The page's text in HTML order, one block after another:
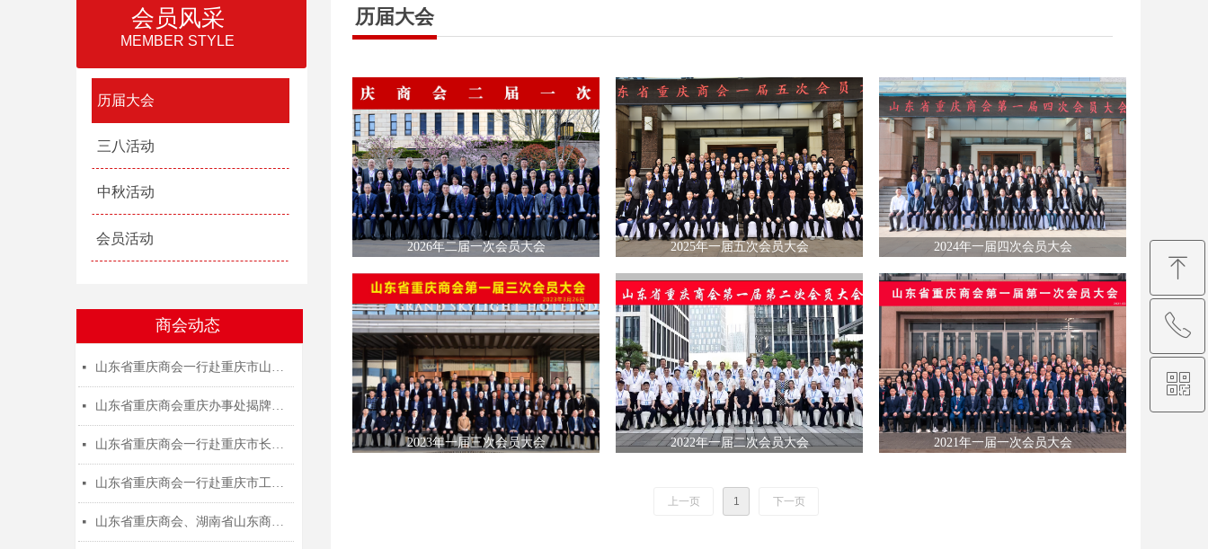
会员风采
MEMBER STYLE
历届大会
三八活动
中秋活动
会员活动
历届大会
2026年二届一次会员大会 2025年一届五次会员大会 2024年一届四次会员大会
2023年一届三次会员大会 2022年一届二次会员大会 2021年一届一次会员大会
上一页 1 下一页
商会动态
넷 山东省重庆商会一行赴重庆市山东商会开展友好互访交流活动
넷 山东省重庆商会重庆办事处揭牌成立
넷 山东省重庆商会一行赴重庆市长寿区工商联开展座谈交流活动
넷 山东省重庆商会一行赴重庆市工商联汇报工作并座谈交流
넷 山东省重庆商会、湖南省山东商会联合开展的公益捐赠活动在重庆铜梁区白龙小学举行
ꁸ
回到顶部
ꂅ
13505400546
ꀥ